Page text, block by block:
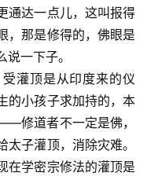
通达一点儿，这叫报得
，那是修得的，佛眼是
一下子。
灌顶是从印度来的仪
的小孩子求加持的，本
修道者不一定是佛，
子灌顶，消除灾难。
在学密宗修法的灌顶是